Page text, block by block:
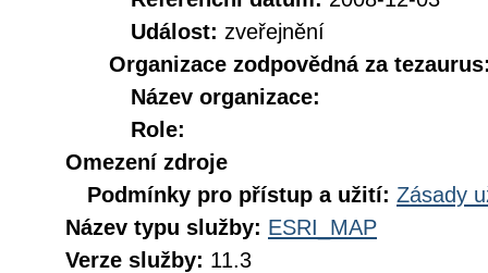
Událost: zveřejnění
Organizace zodpovědná za
Název organizace:
Role:
Omezení zdroje
Podmínky pro přístup a užití: Zásady
Název typu služby: ESRI_MAP
Verze služby: 11.3